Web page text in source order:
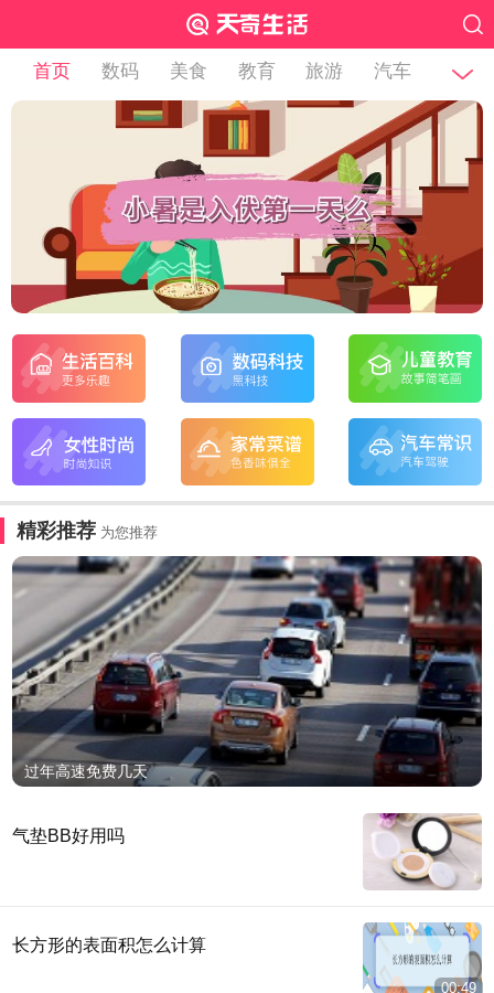
首页 数码 美食 教育 旅游 汽车
精彩推荐 为您推荐
过年高速免费几天
气垫BB好用吗
长方形的表面积怎么计算
00:49